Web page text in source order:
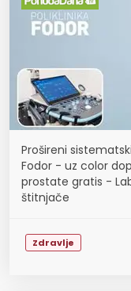
Prošireni
Fodor - uz color
prostate gratis -
štitnjače
Zdravlje